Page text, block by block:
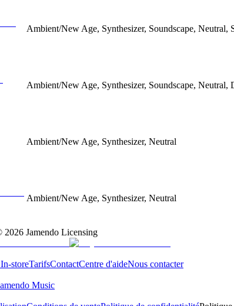
Ambient/New Age, Synthesizer, Soundscape, Neutral,
Ambient/New Age, Synthesizer, Soundscape, Neutral,
Ambient/New Age, Synthesizer, Neutral
Ambient/New Age, Synthesizer, Neutral
2026 Jamendo Licensing
storeTarifsContactCentre d'aideNous contacter
Music